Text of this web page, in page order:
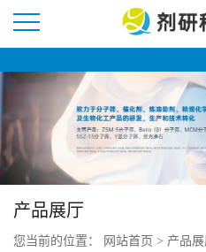
页
公
产品展厅
您当前的位置： 网站首页 > 产品展